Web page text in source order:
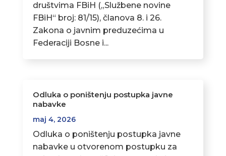
društvima FBiH („Službene novine
FBiH“ broj: 81/15), članova 8. i 26.
Zakona o javnim preduzećima u
Federaciji Bosne i...
Odluka o poništenju postupka javne
nabavke
maj 4, 2026
Odluka o poništenju postupka javne
nabavke u otvorenom postupku za